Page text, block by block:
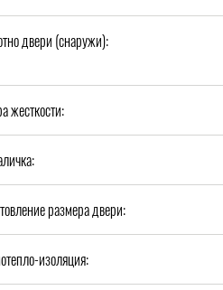
двери (снаружи):
жесткости:
размера двери:
изоляция: